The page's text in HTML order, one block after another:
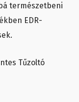
természetbeni
EDR-
Tűzoltó